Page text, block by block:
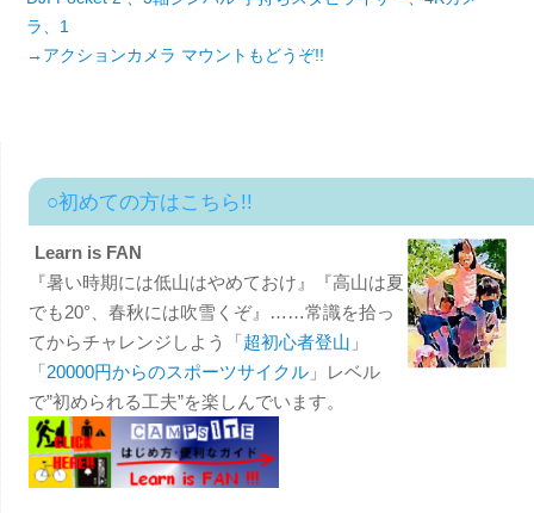
ラ、1
→アクションカメラ マウントもどうぞ!!
○初めての方はこちら!!
Learn is FAN
『暑い時期には低山はやめておけ』『高山は夏
でも20°、春秋には吹雪くぞ』……常識を拾っ
てからチャレンジしよう「超初心者登山 」
「20000円からのスポーツサイクル」レベル
で”初められる工夫”を楽しんでいます。